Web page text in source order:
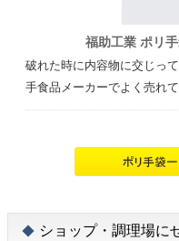
福助工業 ポリ
破れた時に内容物に交じっ
手食品メーカーでよく売れ
ショップ・調理場に